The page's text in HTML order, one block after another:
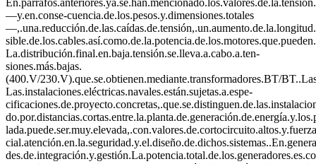
—y.en.conse-cuencia.de.los.pesos.y.dimensiones.totales
La.distribución.final.en.baja.tensión.se.lleva.a.cabo.a.ten-
siones.más.bajas.
(400.V/230.V).que.se.obtienen.mediante.transformadores.BT/
Las.instalaciones.eléctricas.navales.están.sujetas.a.espe-